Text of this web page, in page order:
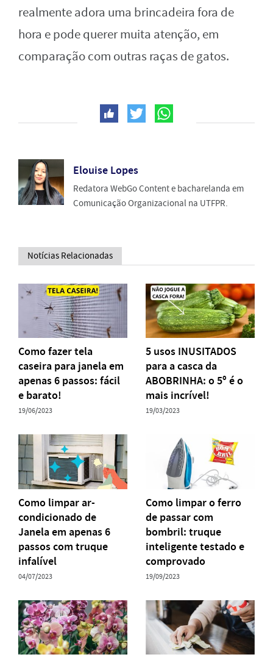
realmente adora uma brincadeira fora de
hora e pode querer muita atenção, em
comparação com outras raças de gatos.
Elouise Lopes
Redatora WebGo Content e bacharelanda em
Comunicação Organizacional na UTFPR.
Notícias Relacionadas
Como fazer tela
caseira para janela em
apenas 6 passos: fácil
e barato!
19/06/2023
5 usos INUSITADOS
para a casca da
ABOBRINHA: o 5º é o
mais incrível!
19/03/2023
Como limpar ar-
condicionado de
Janela em apenas 6
passos com truque
infalível
04/07/2023
Como limpar o ferro
de passar com
bombril: truque
inteligente testado e
comprovado
19/09/2023